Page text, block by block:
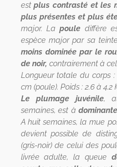
estplus contrasté et les
plus présentes et plus
major. Lapoule diffère
espèce major par sa
moins dominée par le
de noir, contrairement à
Longueur totale du corps
cm (poule). Poids : 2.6 à 4.2
Le plumage juvénile,
semaines, est à
A huit semaines, la mue
devient possible de
(gris-noir) de celui des
livrée adulte, la queue